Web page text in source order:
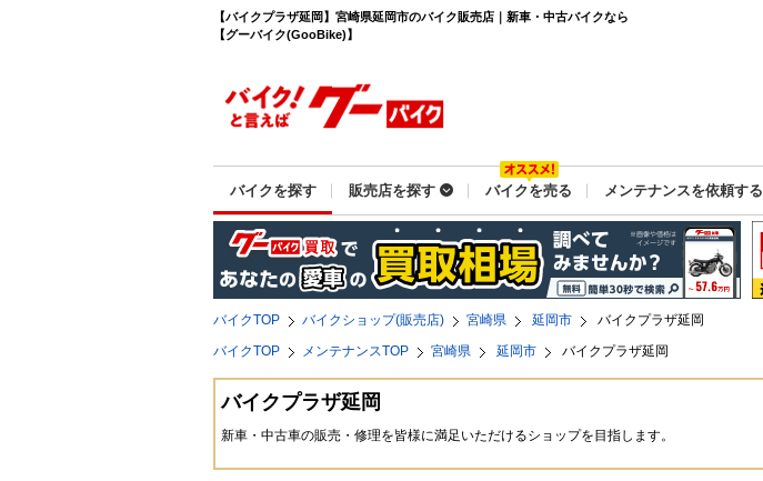
【バイクプラザ延岡】宮崎県延岡市のバイク販売店｜新車・中古バイクなら
【グーバイク(GooBike)】
バイクを探す 販売店を探す バイクを売る メンテナンスを依頼する
バイクTOP バイクショップ(販売店) 宮崎県 延岡市
バイクプラザ延岡
バイクTOP
メンテナンスTOP 宮崎県 延岡市 バイクプラザ延岡
バイクプラザ延岡
新車・中古車の販売・修理を皆様に満足いただけるショップを目指します。